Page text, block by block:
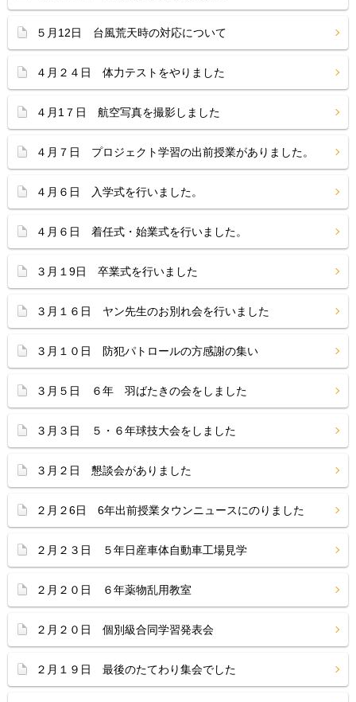
５月12日 台風荒天時の対応について
４月２４日 体力テストをやりました
４月1７日 航空写真を撮影しました
４月７日 プロジェクト学習の出前授業がありました。
４月６日 入学式を行いました。
４月６日 着任式・始業式を行いました。
３月１9日 卒業式を行いました
３月１６日 ヤン先生のお別れ会を行いました
３月１０日 防犯パトロールの方感謝の集い
３月５日 ６年 羽ばたきの会をしました
３月３日 ５・６年球技大会をしました
３月２日 懇談会がありました
２月２6日 6年出前授業タウンニュースにのりました
２月２３日 ５年日産車体自動車工場見学
２月２０日 ６年薬物乱用教室
２月２０日 個別級合同学習発表会
２月１９日 最後のたてわり集会でした